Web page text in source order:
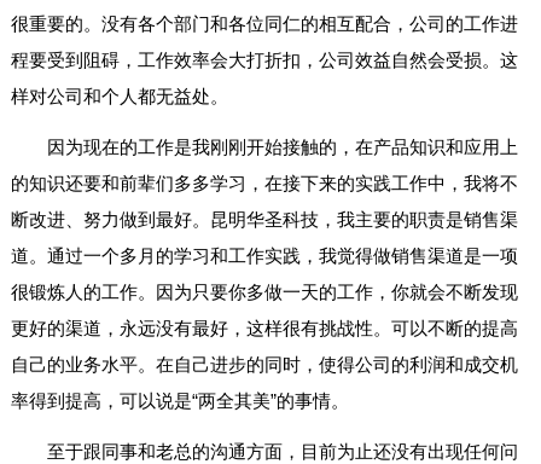
很重要的。没有各个部门和各位同仁的相互配合，公司的工作进
程要受到阻碍，工作效率会大打折扣，公司效益自然会受损。这
样对公司和个人都无益处。
因为现在的工作是我刚刚开始接触的，在产品知识和应用上
的知识还要和前辈们多多学习，在接下来的实践工作中，我将不
断改进、努力做到最好。昆明华圣科技，我主要的职责是销售渠
道。通过一个多月的学习和工作实践，我觉得做销售渠道是一项
很锻炼人的工作。因为只要你多做一天的工作，你就会不断发现
更好的渠道，永远没有最好，这样很有挑战性。可以不断的提高
自己的业务水平。在自己进步的同时，使得公司的利润和成交机
率得到提高，可以说是“两全其美”的事情。
至于跟同事和老总的沟通方面，目前为止还没有出现任何问